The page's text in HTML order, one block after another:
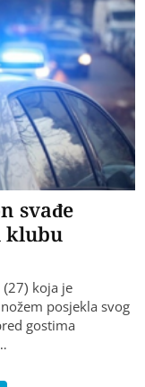
svađe
klubu
koja je
posjekla svog
gostima